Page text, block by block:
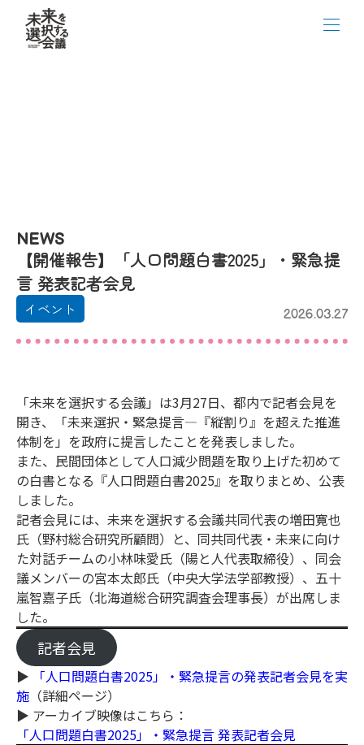
NEWS
【開催報告】「人口問題白書2025」・緊急提
言 発表記者会見
イベント 2026.03.27
「未来を選択する会議」は3月27日、都内で記者会見を
開き、「未来選択・緊急提言―『縦割り』を超えた推進
体制を」を政府に提言したことを発表しました。
また、民間団体として人口減少問題を取り上げた初めて
の白書となる『人口問題白書2025』を取りまとめ、公表
しました。
記者会見には、未来を選択する会議共同代表の増田寛也
氏（野村総合研究所顧問）と、同共同代表・未来に向け
た対話チームの小林味愛氏（陽と人代表取締役）、同会
議メンバーの宮本太郎氏（中央大学法学部教授）、五十
嵐智嘉子氏（北海道総合研究調査会理事長）が出席しま
した。
記者会見
▶
「人口問題白書2025」・緊急提言の発表記者会見を実
施 （詳細ページ）
▶ アーカイブ映像はこちら：
「人口問題白書2025」・緊急提言 発表記者会見